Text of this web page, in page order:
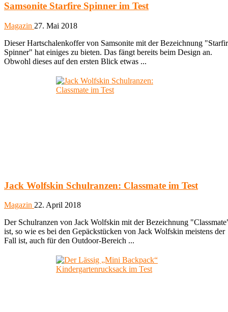
Samsonite Starfire Spinner im Test
Magazin 27. Mai 2018
Dieser Hartschalenkoffer von Samsonite mit der Bezeichnung
Spinner" hat einiges zu bieten. Das fängt bereits beim Design an.
Obwohl dieses auf den ersten Blick etwas ...
Jack Wolfskin Schulranzen: Classmate im Test
Magazin 22. April 2018
Der Schulranzen von Jack Wolfskin mit der Bezeichnung
ist, so wie es bei den Gepäckstücken von Jack Wolfskin meistens der
Fall ist, auch für den Outdoor-Bereich ...